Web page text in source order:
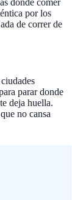
donde comer
por los
de correr de
parar donde
deja huella.
no cansa